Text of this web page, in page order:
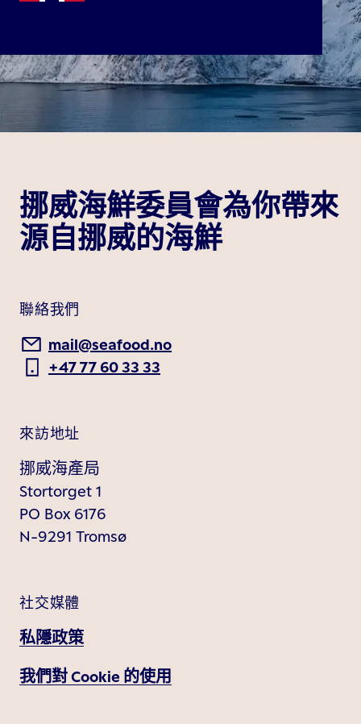
挪威海鮮委員會為你帶來
源自挪威的海鮮
聯絡我們
mail@seafood.no
+47 77 60 33 33
來訪地址
挪威海產局
Stortorget 1
PO Box 6176
N-9291 Tromsø
社交媒體
私隱政策
我們對 Cookie 的使用